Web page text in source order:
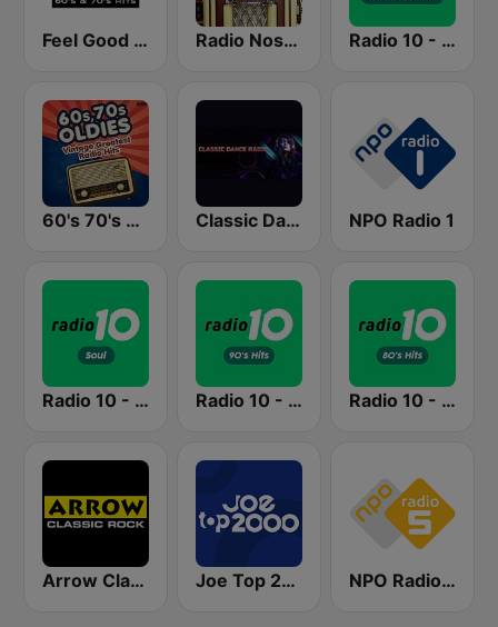
Feel Good Radio 60's & 70's Hits Radio Nostalgie Nederland Radio 10 - 60s & 70s Hits
60's 70's Oldies Classic Dance Radio 70's/80's NPO Radio 1
Radio 10 - Love Songs Radio 10 - 90s Hits Radio 10 - 80s Hits
Arrow Classic Rock Joe Top 2000 NPO Radio 5